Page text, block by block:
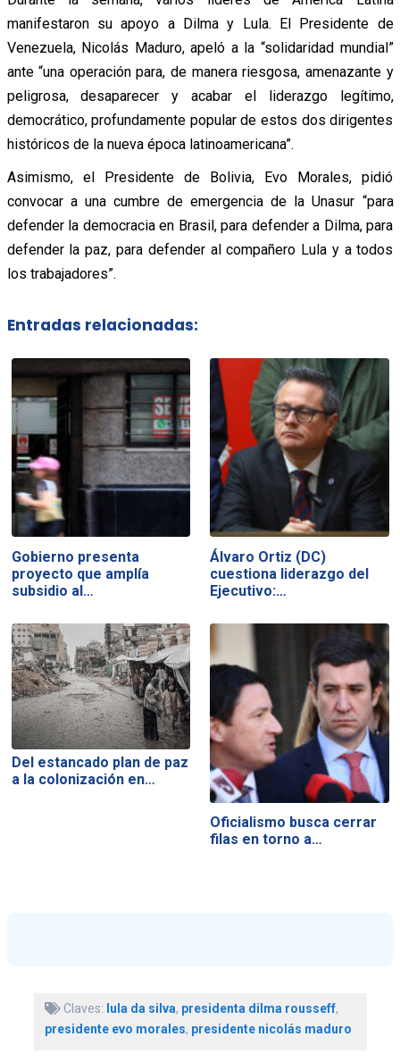
manifestaron su apoyo a Dilma y Lula. El Presidente de
Venezuela, Nicolás Maduro, apeló a la “solidaridad mundial”
ante “una operación para, de manera riesgosa, amenazante y
peligrosa, desaparecer y acabar el liderazgo legítimo,
democrático, profundamente popular de estos dos dirigentes
históricos de la nueva época latinoamericana”.
Asimismo, el Presidente de Bolivia, Evo Morales, pidió
convocar a una cumbre de emergencia de la Unasur “para
defender la democracia en Brasil, para defender a Dilma, para
defender la paz, para defender al compañero Lula y a todos
los trabajadores”.
Entradas relacionadas:
Gobierno presenta
proyecto que amplía
subsidio al…
Álvaro Ortiz (DC)
cuestiona liderazgo del
Ejecutivo:…
Del estancado plan de paz
a la colonización en…
Oficialismo busca cerrar
filas en torno a…
Claves: lula da silva, presidenta dilma rousseff,
presidente evo morales, presidente nicolás maduro